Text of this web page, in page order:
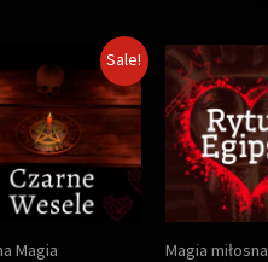
Sale!
Magia Magia miłosna